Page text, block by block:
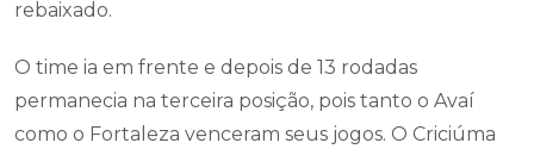
rebaixado.
O time ia em frente e depois de 13 rodadas
permanecia na terceira posição, pois tanto o Avaí
como o Fortaleza venceram seus jogos. O Criciúma